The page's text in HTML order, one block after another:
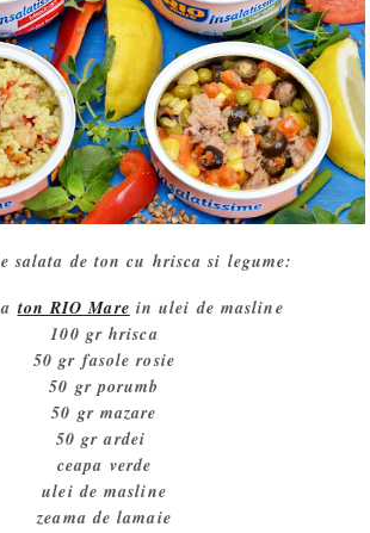
salata de ton cu hrisca si legume:
ton RIO Mare in ulei de masline
100 gr hrisca
50 gr fasole rosie
50 gr porumb
50 gr mazare
50 gr ardei
ceapa verde
ulei de masline
zeama de lamaie